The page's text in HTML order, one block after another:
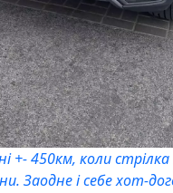
+- 450км, коли
Заодне і себе хот-